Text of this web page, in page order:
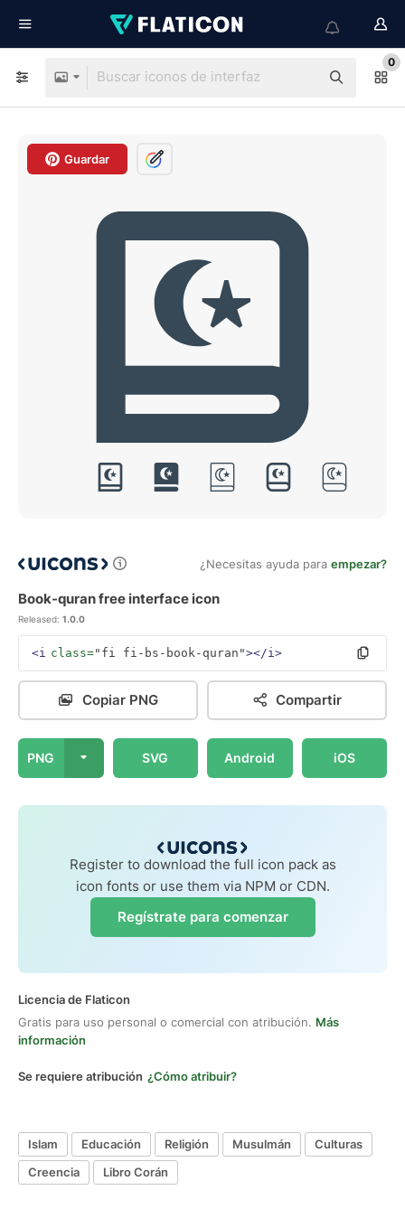
0
Guardar
¿Necesitas ayuda para empezar?
Book-quran free interface icon
Released: 1.0.0
<i class="fi fi-bs-book-quran"></i>
Copiar PNG Compartir
PNG SVG Android iOS
Register to download the full icon pack as
icon fonts or use them via NPM or CDN.
Regístrate para comenzar
Licencia de Flaticon
Gratis para uso personal o comercial con atribución. Más
información
Se requiere atribución ¿Cómo atribuir?
Islam Educación Religión Musulmán
Culturas
Creencia
Libro Corán